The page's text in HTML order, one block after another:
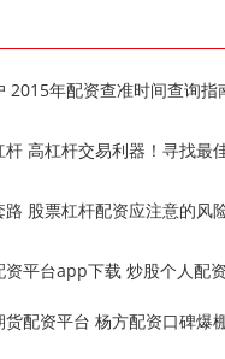
2015年配资查准时间查询指
杆 高杠杆交易利器！寻找最
股票杠杆配资应注意的风
资平台app下载 炒股个人配
货配资平台 杨方配资口碑爆